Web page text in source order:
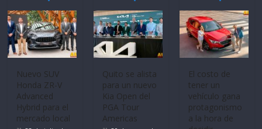
Nuevo SUV
Honda ZR-V
Advanced
Hybrid para el
mercado local
Quito se alista
para un nuevo
Kia Open del
PGA Tour
Americas
El costo de
tener un
vehículo gana
protagonismo
a la hora de